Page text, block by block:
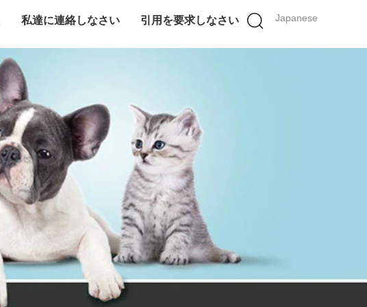
Japanese
私達に連絡しなさい 引用を要求しなさい